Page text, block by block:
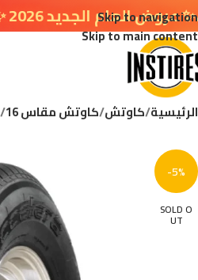
Skip to navigation
Skip to main content
الرئيسية كاوتش كاوتش مقاس 16
-5%
SOLD O
UT
خصومات إضافية في سلة التسوق 🔥